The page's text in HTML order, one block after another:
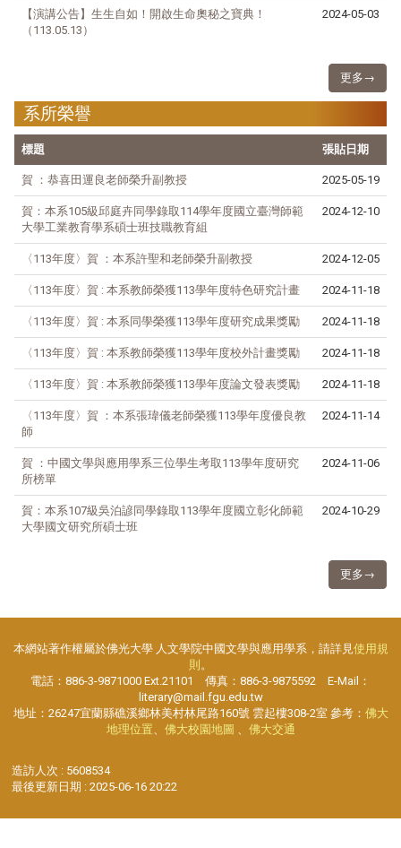
【演講公告】生生自如！開啟生命奧秘之寶典！
（113.05.13）
2024-05-03
更多→
系所榮譽
標題 張貼日期
賀 ：恭喜田運良老師榮升副教授 2025-05-19
賀：本系105級邱庭卉同學錄取114學年度國立臺灣師範
大學工業教育學系碩士班技職教育組
2024-12-10
〈113年度〉賀 ：本系許聖和老師榮升副教授 2024-12-05
〈113年度〉賀 : 本系教師榮獲113學年度特色研究計畫 2024-11-18
〈113年度〉賀 : 本系同學榮獲113學年度研究成果獎勵 2024-11-18
〈113年度〉賀 : 本系教師榮獲113學年度校外計畫獎勵 2024-11-18
〈113年度〉賀 : 本系教師榮獲113學年度論文發表獎勵 2024-11-18
〈113年度〉賀 ：本系張瑋儀老師榮獲113學年度優良教
師
2024-11-14
賀 ：中國文學與應用學系三位學生考取113學年度研究
所榜單
2024-11-06
賀：本系107級吳泊諺同學錄取113學年度國立彰化師範
大學國文研究所碩士班
2024-10-29
更多→
本網站著作權屬於佛光大學 人文學院中國文學與應用學系，請詳見使用規
則 。
電話：886-3-9871000 Ext.21101 傳真：886-3-9875592 E-Mail：
literary@mail.fgu.edu.tw
地址：26247宜蘭縣礁溪鄉林美村林尾路160號 雲起樓308-2室 參考： 佛大
地理位置、 佛大校園地圖 、 佛大交通
造訪人次 : 5608534
最後更新日期 : 2025-06-16 20:22